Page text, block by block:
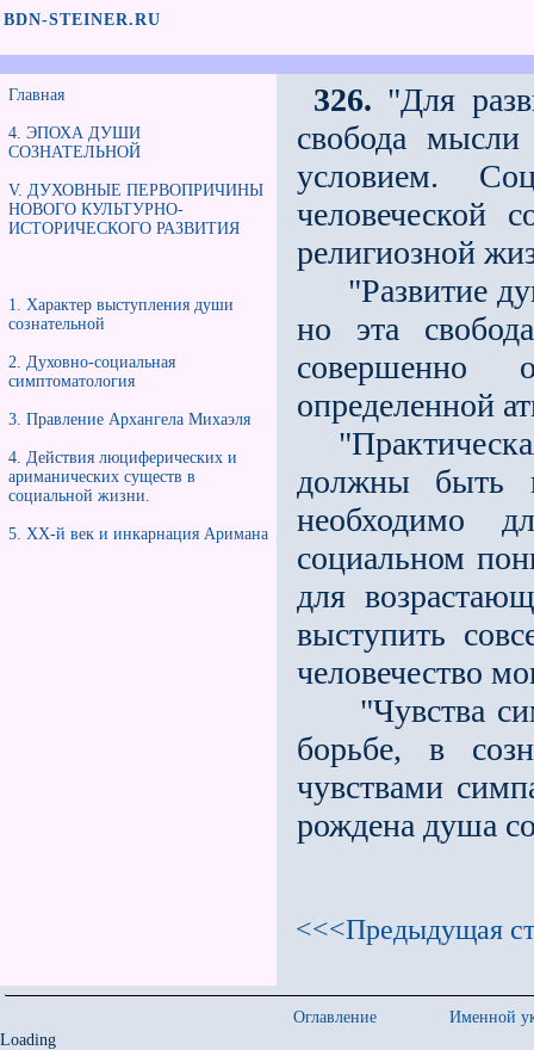
BDN-STEINER.RU
Главная
4. ЭПОХА ДУШИ
СОЗНАТЕЛЬНОЙ
V. ДУХОВНЫЕ ПЕРВОПРИЧИНЫ
НОВОГО КУЛЬТУРНО-
ИСТОРИЧЕСКОГО РАЗВИТИЯ
1. Характер выступления души
сознательной
2. Духовно-социальная
симптоматология
3. Правление Архангела Михаэля
4. Действия люциферических и
ариманических существ в
социальной жизни.
5. XX-й век и инкарнация Аримана
326. "Для
свобода
условием.
человеческой
религиозной
"Развитие
но эта
совершенно
определeнной
должны быть
необходимо
социальном
для
выступить
человечество
"Чувства
борьбе, в
чувствами
рождена душа
<<<Предыдущая
Оглавление
Именной
Loading